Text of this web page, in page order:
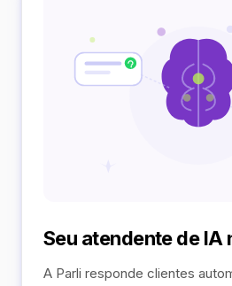
Seu atendente de IA
A Parli responde clientes